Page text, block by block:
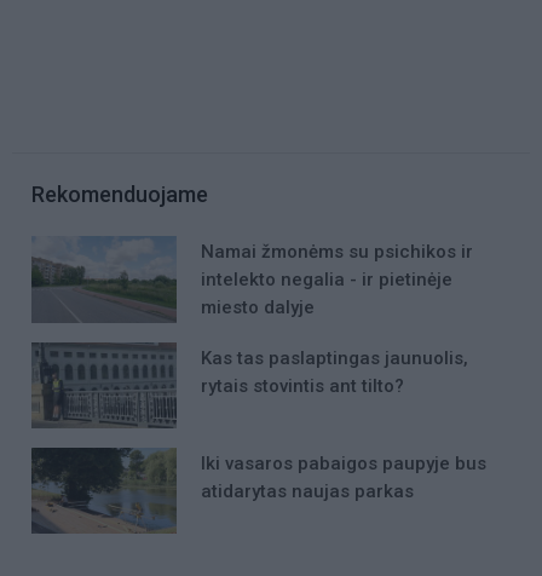
Rekomenduojame
Namai žmonėms su psichikos ir
intelekto negalia - ir pietinėje
miesto dalyje
Kas tas paslaptingas jaunuolis,
rytais stovintis ant tilto?
Iki vasaros pabaigos paupyje bus
atidarytas naujas parkas